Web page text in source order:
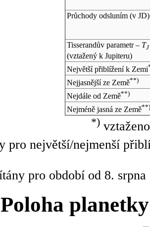
Průchody odsluním (v JD)
Tisserandův parametr – TJ
(vztažený k Jupiteru)
Největší přiblížení k Zemi
Nejjasnější ze Země**)
Nejdále od Země**)
Nejméně jasná ze Země**)
*)
pro největší/nejmenší
pro období od 8.
Poloha